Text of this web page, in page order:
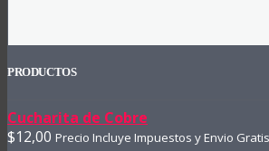
PRODUCTOS
Cucharita de Cobre
$12,00 Precio Incluye Impuestos y Envio Gratis